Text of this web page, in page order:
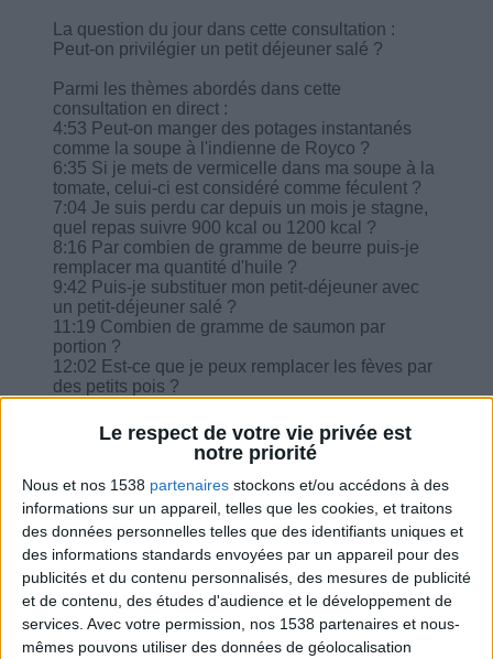
Le respect de votre vie privée est
notre priorité
Nous et nos 1538 partenaires stockons et/ou accédons à des
informations sur un appareil, telles que les cookies, et traitons
des données personnelles telles que des identifiants uniques et
des informations standards envoyées par un appareil pour des
publicités et du contenu personnalisés, des mesures de publicité
et de contenu, des études d'audience et le développement de
services. Avec votre permission, nos 1538 partenaires et nous-
mêmes pouvons utiliser des données de géolocalisation
La question du jour dans cette consultation :
Peut-on privilégier un petit déjeuner salé ?
Parmi les thèmes abordés dans cette
consultation en direct :
4:53 Peut-on manger des potages instantanés
comme la soupe à l'indienne de Royco ?
6:35 Si je mets de vermicelle dans ma soupe à la
tomate, celui-ci est considéré comme féculent ?
7:04 Je suis perdu car depuis un mois je stagne,
quel repas suivre 900 kcal ou 1200 kcal ?
8:16 Par combien de gramme de beurre puis-je
remplacer ma quantité d'huile ?
9:42 Puis-je substituer mon petit-déjeuner avec
un petit-déjeuner salé ?
11:19 Combien de gramme de saumon par
portion ?
12:02 Est-ce que je peux remplacer les fèves par
des petits pois ?
anxiolytiques peuvent empêcher de maigrir ?
14:28 J'ai changé programme 1400 pour 1200
mais je n'arrive pas voir les équivalences ?
15:38 Je fais une journée rattrapage, est-ce
suffisant? Que manger ce soir ?
Combien de kilos souhaitez-vous perdre ?